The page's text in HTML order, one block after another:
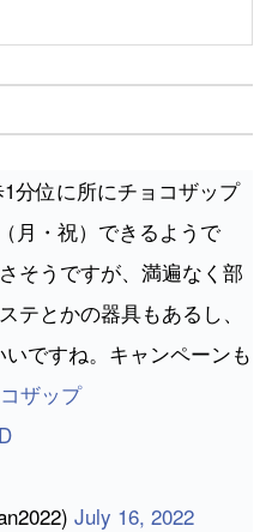
分位に所にチョコザップ
月・祝）できるようで
そうですが、満遍なく部
テとかの器具もあるし、
ですね。キャンペーンも
ザップ
July 16, 2022